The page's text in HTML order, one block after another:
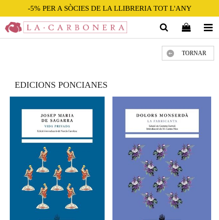
-5% PER A SÒCIES DE LA LLIBRERIA TOT L'ANY
TORNAR
EDICIONS PONCIANES